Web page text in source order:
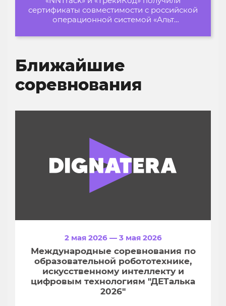
сертификаты совместимости с российской
операционной системой «Альт
Ближайшие
соревнования
2 мая 2026 — 3 мая 2026
Международные соревнования по
образовательной робототехнике,
искусственному интеллекту и
цифровым технологиям "ДЕТалька
2026"